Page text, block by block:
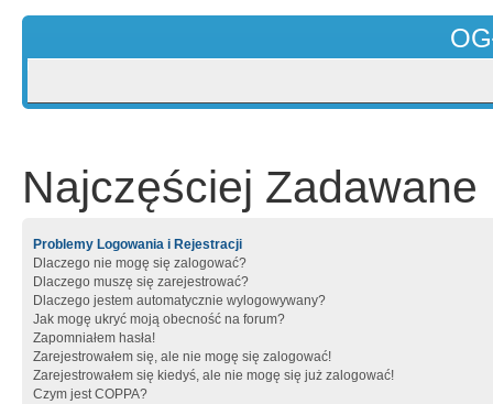
Najczęściej Zadawane
Problemy Logowania i Rejestracji
Dlaczego nie mogę się zalogować?
Dlaczego muszę się zarejestrować?
Dlaczego jestem automatycznie wylogowywany?
Jak mogę ukryć moją obecność na forum?
Zapomniałem hasła!
Zarejestrowałem się, ale nie mogę się zalogować!
Zarejestrowałem się kiedyś, ale nie mogę się już zalogować!
Czym jest COPPA?